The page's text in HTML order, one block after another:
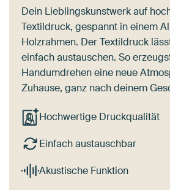
Dein Lieblingskunstwerk auf
Textildruck, gespannt in einem
Holzrahmen. Der Textildruck
einfach austauschen. So
Handumdrehen eine neue
Zuhause, ganz nach deinem
Hochwertige Druckqualität
Einfach austauschbar
Akustische Funktion